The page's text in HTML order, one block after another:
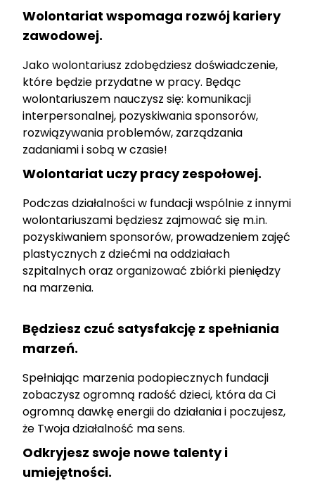
Wolontariat wspomaga rozwój kariery
zawodowej.
Jako wolontariusz zdobędziesz doświadczenie,
które będzie przydatne w pracy. Będąc
wolontariuszem nauczysz się: komunikacji
interpersonalnej, pozyskiwania sponsorów,
rozwiązywania problemów, zarządzania
zadaniami i sobą w czasie!
Wolontariat uczy pracy zespołowej.
Podczas działalności w fundacji wspólnie z innymi
wolontariuszami będziesz zajmować się m.in.
pozyskiwaniem sponsorów, prowadzeniem zajęć
plastycznych z dziećmi na oddziałach
szpitalnych oraz organizować zbiórki pieniędzy
na marzenia.
Będziesz czuć satysfakcję z spełniania
marzeń.
Spełniając marzenia podopiecznych fundacji
zobaczysz ogromną radość dzieci, która da Ci
ogromną dawkę energii do działania i poczujesz,
że Twoja działalność ma sens.
Odkryjesz swoje nowe talenty i
umiejętności.